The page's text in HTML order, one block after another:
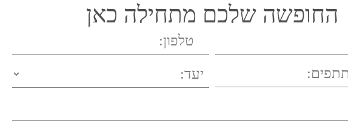
החופשה שלכם מתחילה כאן